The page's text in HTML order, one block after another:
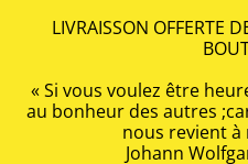
LIVRAISSON OFFERTE
« Si vous voulez être
au bonheur des autres
nous revient à
Johann